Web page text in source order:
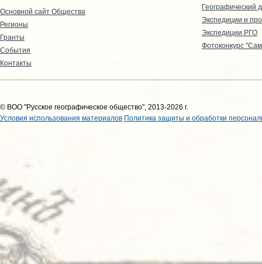
Основной сайт Общества
Регионы
Гранты
События
Контакты
Географический
Экспедиции и
Экспедиции РГО
Фотоконкурс
© ВОО "Русское географическое общество", 2013-2026 г.
Условия использования материалов Политика защиты и обработки